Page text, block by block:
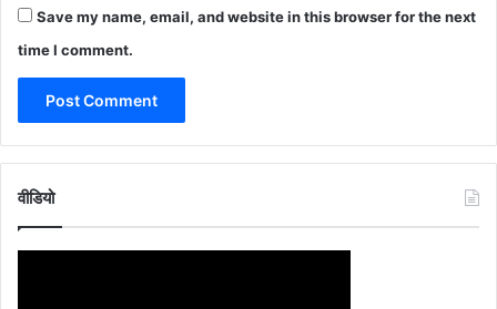
Save my name, email, and website in this browser for the next
time I comment.
वीडियो